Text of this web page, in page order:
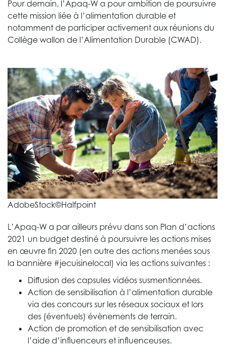
Pour demain, l’Apaq-W a pour ambition de poursuivre
cette mission liée à l’alimentation durable et
notamment de participer activement aux réunions du
Collège wallon de l’Alimentation Durable (CWAD).
AdobeStock©Halfpoint
L’Apaq-W a par ailleurs prévu dans son Plan d’actions
2021 un budget destiné à poursuivre les actions mises
en œuvre fin 2020 (en outre des actions menées sous
la bannière #jecuisinelocal) via les actions suivantes :
Diffusion des capsules vidéos susmentionnées.
Action de sensibilisation à l’alimentation durable
via des concours sur les réseaux sociaux et lors
des (éventuels) évènements de terrain.
Action de promotion et de sensibilisation avec
l’aide d’influenceurs et influenceuses.